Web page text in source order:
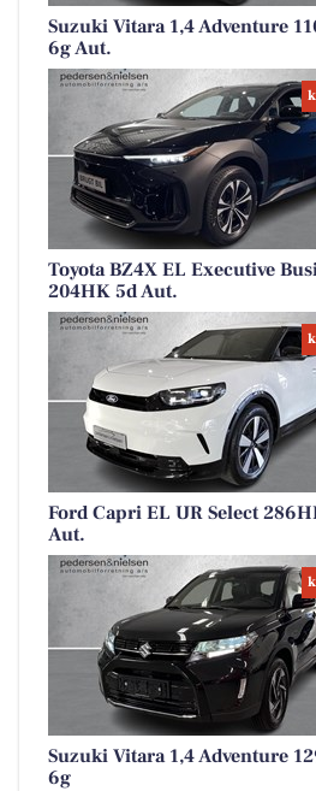
Suzuki Vitara 1,4 Adventure
6g Aut.
Toyota BZ4X EL Executive
204HK 5d Aut.
Ford Capri EL UR Select
Aut.
Suzuki Vitara 1,4 Adventure
6g